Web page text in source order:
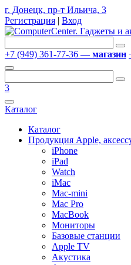
г. Донецк, пр-т Ильича, 3
Регистрация | Вход
+7 (949) 361-77-36 — магазин
3
Каталог
Каталог
Продукция Apple,
iPhone
iPad
Watch
iMac
Mac-mini
Mac Pro
MacBook
Мониторы
Базовые станции
Apple TV
Акустика